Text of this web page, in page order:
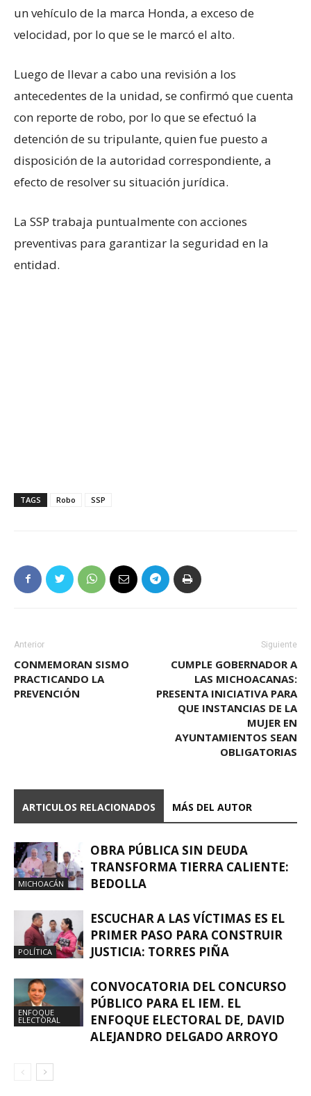
un vehículo de la marca Honda, a exceso de
velocidad, por lo que se le marcó el alto.
Luego de llevar a cabo una revisión a los
antecedentes de la unidad, se confirmó que cuenta
con reporte de robo, por lo que se efectuó la
detención de su tripulante, quien fue puesto a
disposición de la autoridad correspondiente, a
efecto de resolver su situación jurídica.
La SSP trabaja puntualmente con acciones
preventivas para garantizar la seguridad en la
entidad.
TAGS Robo SSP
Anterior
CONMEMORAN SISMO
PRACTICANDO LA
PREVENCIÓN
Siguiente
CUMPLE GOBERNADOR A
LAS MICHOACANAS:
PRESENTA INICIATIVA PARA
QUE INSTANCIAS DE LA
MUJER EN
AYUNTAMIENTOS SEAN
OBLIGATORIAS
ARTICULOS RELACIONADOS MÁS DEL AUTOR
MICHOACÁN
OBRA PÚBLICA SIN DEUDA
TRANSFORMA TIERRA CALIENTE:
BEDOLLA
POLÍTICA
ESCUCHAR A LAS VÍCTIMAS ES EL
PRIMER PASO PARA CONSTRUIR
JUSTICIA: TORRES PIÑA
ENFOQUE
ELECTORAL
CONVOCATORIA DEL CONCURSO
PÚBLICO PARA EL IEM. EL
ENFOQUE ELECTORAL DE, DAVID
ALEJANDRO DELGADO ARROYO